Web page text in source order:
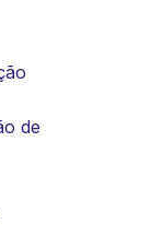
de